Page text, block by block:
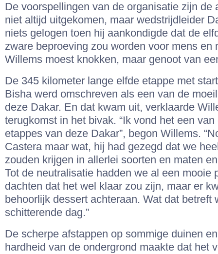
De voorspellingen van de organisatie zijn de
niet altijd uitgekomen, maar wedstrijdleider
niets gelogen toen hij aankondigde dat de
zware beproeving zou worden voor mens en
Willems moest knokken, maar genoot van
De 345 kilometer lange elfde etappe met
Bisha werd omschreven als een van de
deze Dakar. En dat kwam uit, verklaarde
terugkomst in het bivak. “Ik vond het een
etappes van deze Dakar”, begon Willems.
Castera maar wat, hij had gezegd dat we
zouden krijgen in allerlei soorten en maten
Tot de neutralisatie hadden we al een mooie
dachten dat het wel klaar zou zijn, maar er
behoorlijk dessert achteraan. Wat dat betreft
schitterende dag.”
De scherpe afstappen op sommige duinen
hardheid van de ondergrond maakte dat het